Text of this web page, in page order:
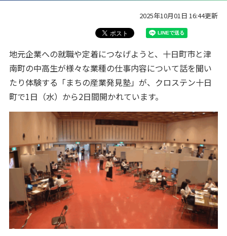
2025年10月01日 16:44更新
地元企業への就職や定着につなげようと、十日町市と津
南町の中高生が様々な業種の仕事内容について話を聞い
たり体験する「まちの産業発見塾」が、クロステン十日
町で1日（水）から2日間開かれています。